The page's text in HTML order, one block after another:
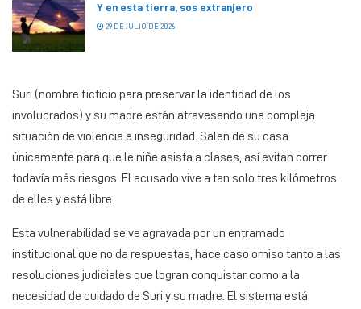
Y en esta tierra, sos extranjero
29 DE JULIO DE 2026
Suri (nombre ficticio para preservar la identidad de los
involucrados) y su madre están atravesando una compleja
situación de violencia e inseguridad. Salen de su casa
únicamente para que le niñe asista a clases; así evitan correr
todavía más riesgos. El acusado vive a tan solo tres kilómetros
de elles y está libre.
Esta vulnerabilidad se ve agravada por un entramado
institucional que no da respuestas, hace caso omiso tanto a las
resoluciones judiciales que logran conquistar como a la
necesidad de cuidado de Suri y su madre. El sistema está